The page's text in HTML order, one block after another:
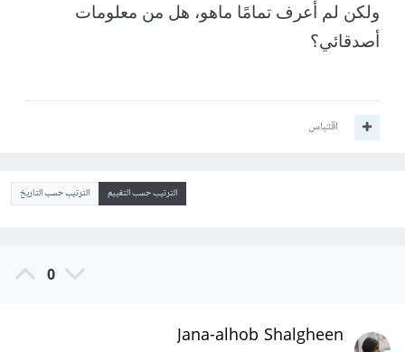
ولكن لم أعرف تمامًا ماهو، هل من معلومات
أصدقائي؟
اقتباس
الترتيب حسب التقييم الترتيب حسب التاريخ
0
Jana-alhob Shalgheen